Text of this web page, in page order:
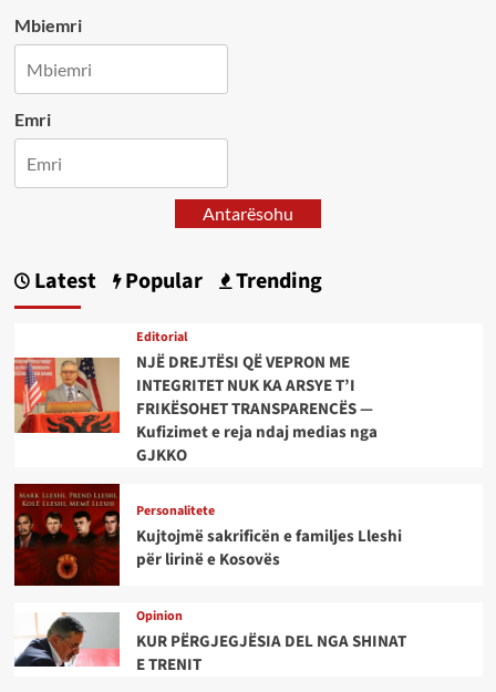
Mbiemri
Emri
Antarësohu
Latest Popular Trending
Editorial
NJË DREJTËSI QË VEPRON ME
INTEGRITET NUK KA ARSYE T’I
FRIKËSOHET TRANSPARENCËS —
Kufizimet e reja ndaj medias nga
GJKKO
Personalitete
Kujtojmë sakrificën e familjes Lleshi
për lirinë e Kosovës
Opinion
KUR PËRGJEGJËSIA DEL NGA SHINAT
E TRENIT